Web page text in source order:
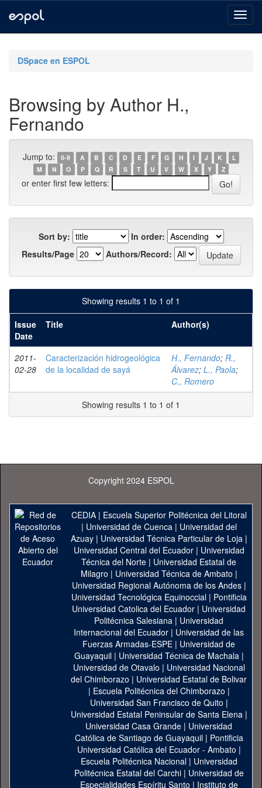
navigationDSpace en ESPOL
Browsing by Author H.,
Fernando
Jump to: 0-9 A B C D E F G H I J K
L
M
N O P Q R S T U V W X Y Z
or enter first few letters:
Sort by:
In order:
Results/Page
Authors/Record:
Showing results 1 to 1 of 1
Issue
Date
Title Author(s)
2011-
02-28
Caracterización hidrogeológica
de la localidad de sayá
H., Fernando; R.,
Álvarez; L., Paola;
C., Romero
Showing results 1 to 1 of 1
Copyright 2024 ESPOL
CEDIA| Escuela Superior Politécnica del Litoral
| Universidad de Cuenca| Universidad del
Azuay| Universidad Técnica Particular de Loja|
Universidad Central del Ecuador| Universidad
Técnica del Norte | Universidad Estatal de
Milagro | Universidad Técnica de Ambato |
Universidad Regional Autónoma de los Andes|
Universidad Tecnológica Equinoccial| Pontificia
Universidad Catolica del Ecuador | Universidad
Politécnica Salesiana | Universidad
Internacional del Ecuador | Universidad de las
Fuerzas Armadas-ESPE | Universidad de
Guayaquil| Universidad Técnica de Machala|
Universidad de Otavalo | Universidad Nacional
del Chimborazo | Universidad Estatal de Bolivar
| Escuela Politécnica del Chimborazo |
Universidad San Francisco de Quito |
Universidad Estatal Peninsular de Santa Elena|
Universidad Casa Grande | Universidad
Católica de Santiago de Guayaquil| Pontificia
Universidad Católica del Ecuador - Ambato |
Escuela Politécnica Nacional| Universidad
Politécnica Estatal del Carchi| Universidad de
Especialidades Espíritu Santo | Instituto de